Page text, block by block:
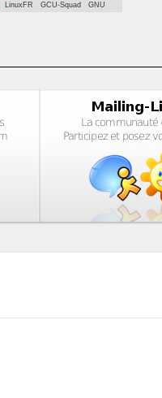
LinuxFR GCU-Squad GNU